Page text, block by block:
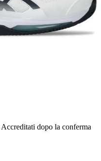
Accreditati dopo la conferma